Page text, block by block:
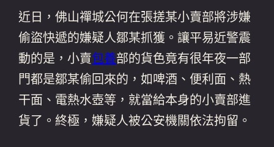
近日，佛山禪城公何在張搓某小賣部將涉嫌
偷盜快遞的嫌疑人鄒某抓獲。讓平易近警震
動的是，小賣包養部的貨色竟有很年夜一部
門都是鄒某偷回來的，如啤酒、便利面、熱
干面、電熱水壺等，就當給本身的小賣部進
貨了。終極，嫌疑人被公安機關依法拘留。